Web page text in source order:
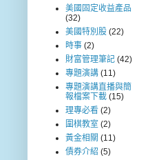
美國固定收益產品
(32)
美國特別股 (22)
時事 (2)
財富管理筆記 (42)
專題演講 (11)
專題演講直播與簡
報檔案下載 (15)
理專必看 (2)
圍棋教室 (2)
黃金相關 (11)
債券介紹 (5)